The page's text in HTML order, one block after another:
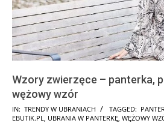
Wzory zwierzęce – panterka,
wężowy wzór
2025-
08-
IN: TRENDY W UBRANIACH TAGGED:
EBUTIK.PL, UBRANIA W PANTERKĘ, WĘŻOWY